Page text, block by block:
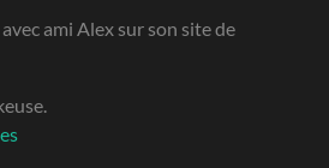
ami Alex sur son site de